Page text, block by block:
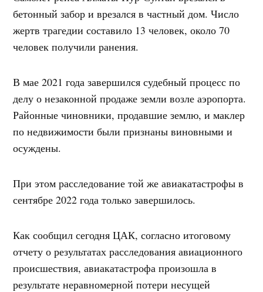
бетонный забор и врезался в частный дом. Число
жертв трагедии составило 13 человек, около 70
человек получили ранения.
В мае 2021 года завершился судебный процесс по
делу о незаконной продаже земли возле аэропорта.
Районные чиновники, продавшие землю, и маклер
по недвижимости были признаны виновными и
осуждены.
При этом расследование той же авиакатастрофы в
сентябре 2022 года только завершилось.
Как сообщил сегодня ЦАК, согласно итоговому
отчету о результатах расследования авиационного
происшествия, авиакатастрофа произошла в
результате неравномерной потери несущей